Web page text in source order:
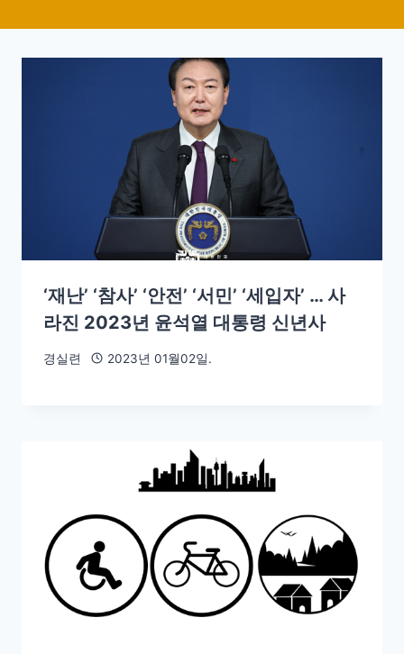
‘재난’ ‘참사’ ‘안전’ ‘서민’ ‘세입자’ … 사
라진 2023년 윤석열 대통령 신년사
경실련 2023년 01월02일.